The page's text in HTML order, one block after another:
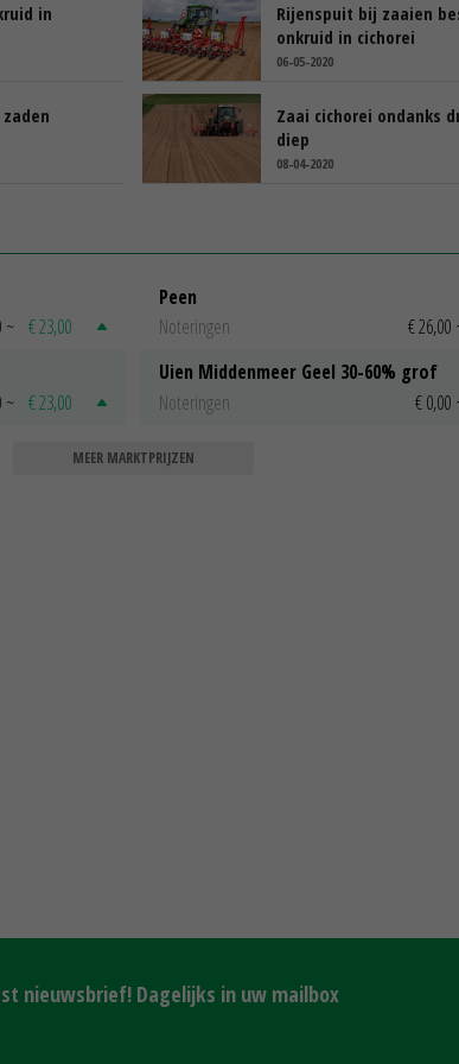
in
Rijenspuit bij zaaien
onkruid in cichorei
06-05-2020
Zaai cichorei ondanks
diep
08-04-2020
~ € 23,00
~ € 23,00
Peen
Noteringen
€ 26,00
Uien Middenmeer Geel 30-60% grof
Noteringen
€ 0,00
MEER MARKTPRIJZEN
nieuwsbrief! Dagelijks in uw mailbox